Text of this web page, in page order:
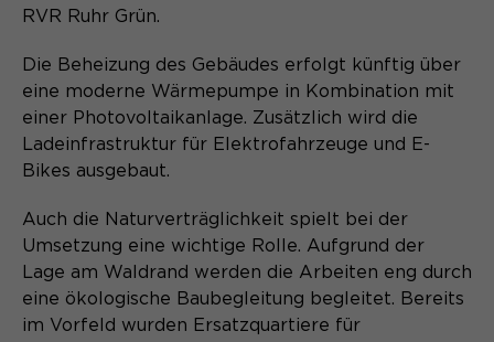
RVR Ruhr Grün.
Die Beheizung des Gebäudes erfolgt künftig über
eine moderne Wärmepumpe in Kombination mit
einer Photovoltaikanlage. Zusätzlich wird die
Ladeinfrastruktur für Elektrofahrzeuge und E-
Bikes ausgebaut.
Auch die Naturverträglichkeit spielt bei der
Umsetzung eine wichtige Rolle. Aufgrund der
Lage am Waldrand werden die Arbeiten eng durch
eine ökologische Baubegleitung begleitet. Bereits
im Vorfeld wurden Ersatzquartiere für